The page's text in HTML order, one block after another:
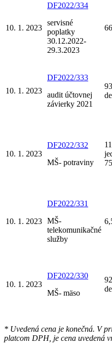
10. 1. 2023
DF2022/334
servisné
poplatky
30.12.2022-
29.3.2023
10. 1. 2023
DF2022/333
audit účtovnej
závierky 2021
10. 1. 2023
DF2022/332
MŠ- potraviny
10. 1. 2023
DF2022/331
MŠ-
telekomunikačné
služby
10. 1. 2023
DF2022/330
MŠ- mäso
* Uvedená cena je konečná. V
platcom DPH, je cena uvedená